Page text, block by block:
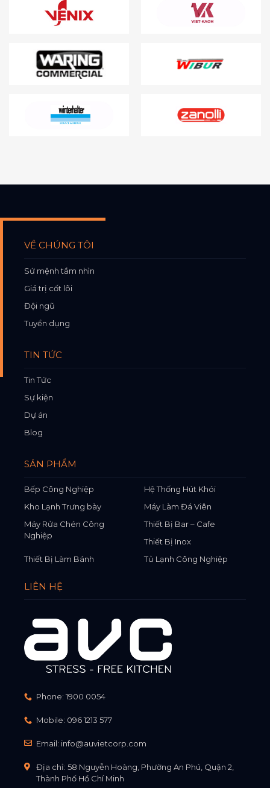
VỀ CHÚNG TÔI
Sứ mệnh tầm nhìn
Giá trị cốt lõi
Đội ngũ
Tuyển dụng
TIN TỨC
Tin Tức
Sự kiện
Dự án
Blog
SẢN PHẨM
Bếp Công Nghiệp
Hệ Thống Hút Khói
Kho Lạnh Trưng bày
Máy Làm Đá Viên
Máy Rửa Chén Công
Nghiệp
Thiết Bị Bar – Cafe
Thiết Bị Inox
Thiết Bị Làm Bánh
Tủ Lạnh Công Nghiệp
LIÊN HỆ
Phone: 1900 0054
Mobile: 096 1213 577
Email: info@auvietcorp.com
Địa chỉ: 58 Nguyễn Hoàng, Phường An Phú, Quận 2,
Thành Phố Hồ Chí Minh